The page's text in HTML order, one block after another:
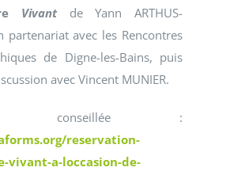
Vivantde Yann ARTHUS-
partenariat avec les Rencontres
de Digne-les-Bains, puis
avec Vincent MUNIER.
conseillée :
reservation-
vivant-a-loccasion-de-